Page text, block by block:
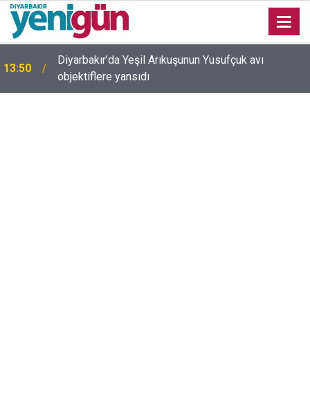
13:50
Diyarbakır’da Yeşil Arıkuşunun Yusufçuk avı
objektiflere yansıdı